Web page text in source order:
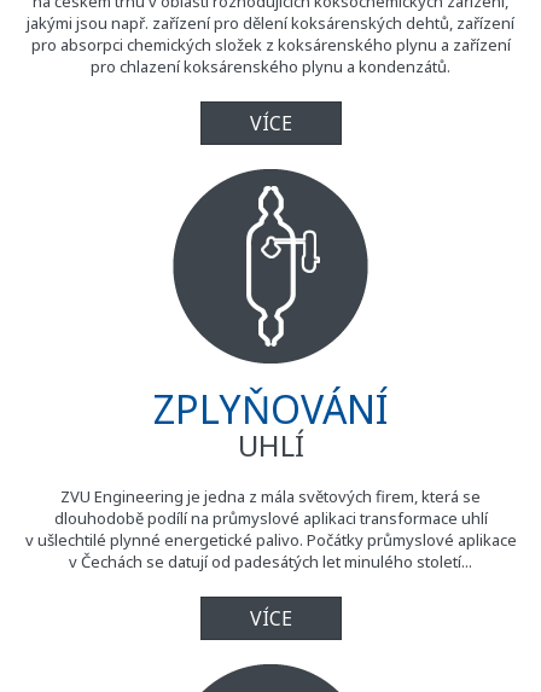
jakými jsou např. zařízení pro dělení koksárenských dehtů, zařízení
pro absorpci chemických složek z koksárenského plynu a zařízení
pro chlazení koksárenského plynu a kondenzátů.
VÍCE
ZPLYŇOVÁNÍ
UHLÍ
ZVU Engineering je jedna z mála světových firem, která se
dlouhodobě podílí na průmyslové aplikaci transformace uhlí
v ušlechtilé plynné energetické palivo. Počátky průmyslové aplikace
v Čechách se datují od padesátých let minulého století...
VÍCE